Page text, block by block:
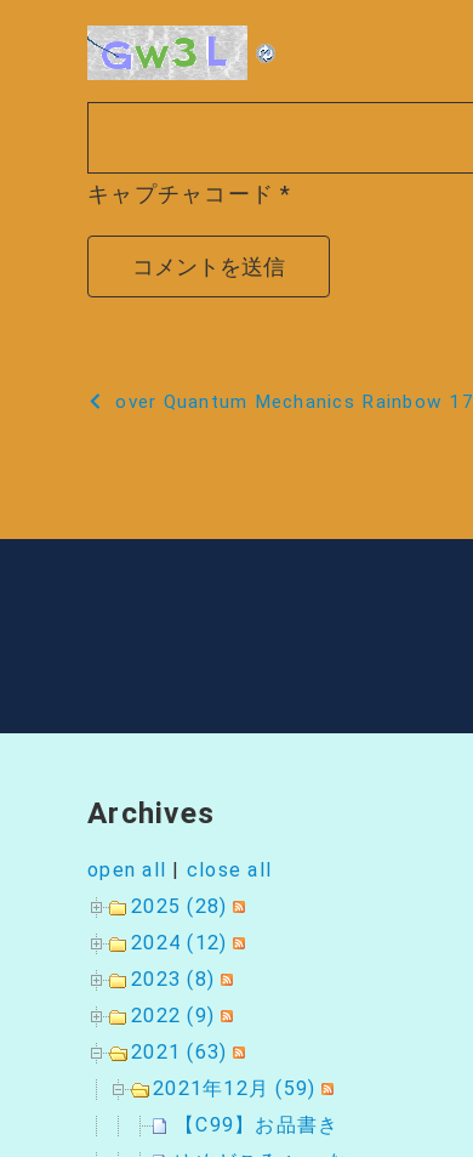
キャプチャコード *
投
ビ
ョ
ン
over Quantum Mechanics Rainbow 17
Archives
open all
close all
2025 (28)
2024 (12)
2023 (8)
2022 (9)
2021 (63)
2021年12月 (59)
【C99】お品書き